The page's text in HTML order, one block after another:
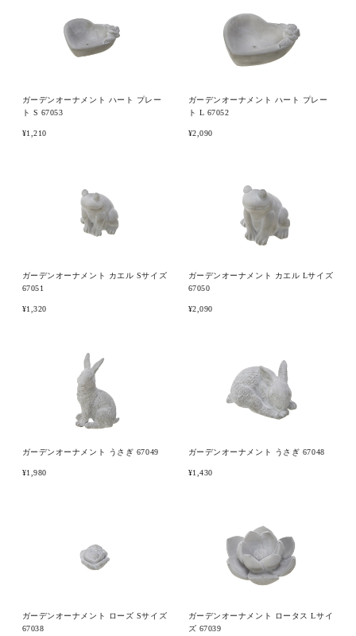
商品カテゴリー/家具
サイズ
ガーデンオーナメント ハート プレー
ト S 67053
¥1,210
ガーデンオーナメント ハート プレー
ト L 67052
¥2,090
ガーデンオーナメント カエル Sサイズ
67051
¥1,320
ガーデンオーナメント カエル Lサイズ
67050
¥2,090
ガーデンオーナメント うさぎ 67049
¥1,980
ガーデンオーナメント うさぎ 67048
¥1,430
ガーデンオーナメント ローズ Sサイズ
67038
ガーデンオーナメント ロータス Lサイ
ズ 67039